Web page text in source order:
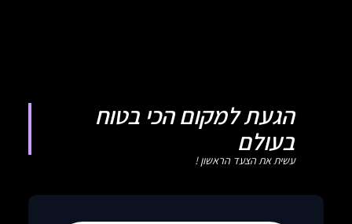
הגעת למקום הכי בטוח
בעולם
עשית את הצעד הראשון !